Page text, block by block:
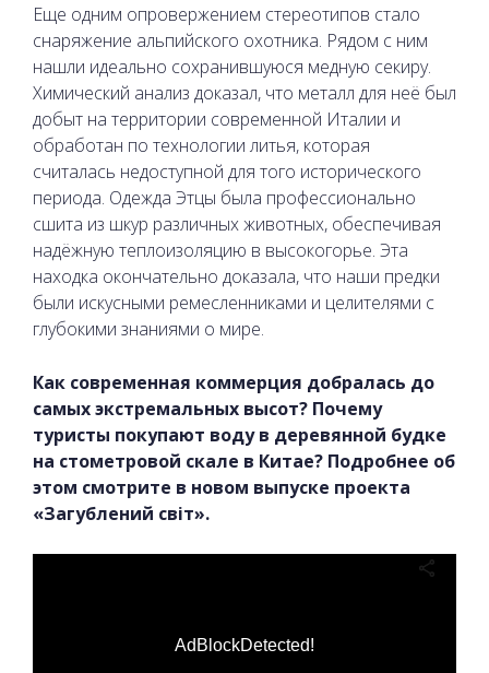
Еще одним опровержением стереотипов стало
снаряжение альпийского охотника. Рядом с ним
нашли идеально сохранившуюся медную секиру.
Химический анализ доказал, что металл для неё был
добыт на территории современной Италии и
обработан по технологии литья, которая
считалась недоступной для того исторического
периода. Одежда Этцы была профессионально
сшита из шкур различных животных, обеспечивая
надёжную теплоизоляцию в высокогорье. Эта
находка окончательно доказала, что наши предки
были искусными ремесленниками и целителями с
глубокими знаниями о мире.
Как современная коммерция добралась до
самых экстремальных высот? Почему
туристы покупают воду в деревянной будке
на стометровой скале в Китае? Подробнее об
этом смотрите в новом выпуске проекта
«Загублений світ».
AdBlockDetected!